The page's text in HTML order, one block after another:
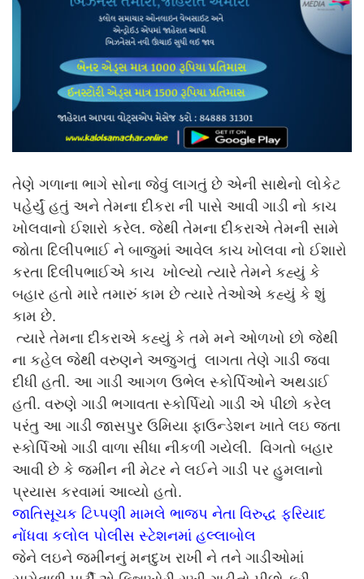
તેણે ગળાના ભાગે સોના જેવું લાગતું છે એની સાથેનો લોકેટ
પહેર્યું હતું અને તેમના દીકરા ની પાસે આવી ગાડી નો કાચ
ખોલવાનો ઈશારો કરેલ. જેથી તેમના દીકરાએ તેમની સામે
જોતા દિલીપભાઈ ને બાજુમાં આવેલ કાચ ખોલવા નો ઈશારો
કરતા દિલીપભાઈએ કાચ ખોલ્યો ત્યારે તેમને કહ્યું કે
બહાર હતો મારે તમારું કામ છે ત્યારે તેઓએ કહ્યું કે શું
કામ છે.
ત્યારે તેમના દીકરાએ કહ્યું કે તમે મને ઓળખો છો જેથી
ના કહેલ જેથી વરુણને અજુગતું લાગતા તેણે ગાડી જવા
દીધી હતી. આ ગાડી આગળ ઉભેલ સ્કોર્પિઓને અથડાઈ
હતી. વરુણે ગાડી ભગાવતા સ્કોર્પિયો ગાડી એ પીછો કરેલ
પરંતુ આ ગાડી જાસપુર ઉમિયા ફાઉન્ડેશન ખાતે લઇ જતા
સ્કોર્પિઓ ગાડી વાળા સીધા નીકળી ગયેલી. વિગતો બહાર
આવી છે કે જમીન ની મેટર ને લઈને ગાડી પર હુમલાનો
પ્રયાસ કરવામાં આવ્યો હતો.
જાતિસૂચક ટિપ્પણી મામલે ભાજપ નેતા વિરુદ્ધ ફરિયાદ
નોંધવા કલોલ પોલીસ સ્ટેશનમાં હલ્લાબોલ
જેને લઇને જમીનનું મનદુખ રાખી ને તને ગાડીઓમાં